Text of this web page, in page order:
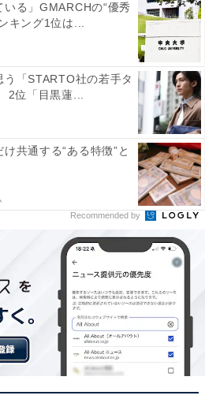
post on Instagram
いる」GMARCHの“優秀
キング1位は...
「STARTO社の若手タ
2位「目黒蓮...
共通する“ある特徴”と
Recommended by